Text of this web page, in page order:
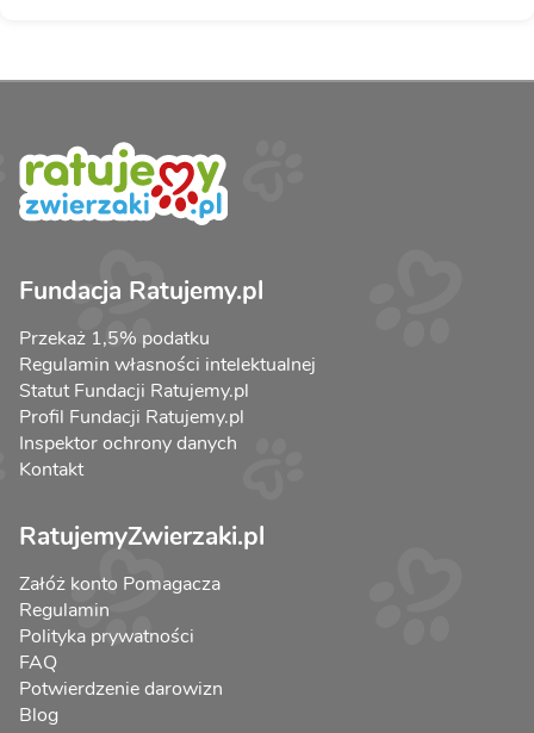
Fundacja Ratujemy.pl
Przekaż 1,5% podatku
Regulamin własności intelektualnej
Statut Fundacji Ratujemy.pl
Profil Fundacji Ratujemy.pl
Inspektor ochrony danych
Kontakt
RatujemyZwierzaki.pl
Załóż konto Pomagacza
Regulamin
Polityka prywatności
FAQ
Potwierdzenie darowizn
Blog